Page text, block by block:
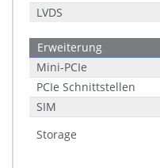
LVDS
Erweiterung
Mini-PCIe
PCIe Schnittstellen
SIM
Storage